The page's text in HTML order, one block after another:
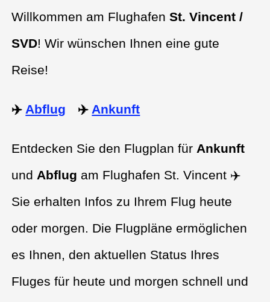
Willkommen am FlughafenSt. Vincent /
SVD! Wir wünschen Ihnen eine gute
Reise!
✈️ Abflug ✈️ Ankunft
Entdecken Sie den Flugplan für Ankunft
und Abflug am Flughafen St. Vincent ✈️
Sie erhalten Infos zu Ihrem Flug heute
oder morgen. Die Flugpläne ermöglichen
es Ihnen, den aktuellen Status Ihres
Fluges für heute und morgen schnell und